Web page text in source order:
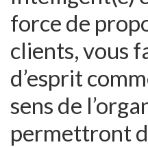
force de
clients, vous
d’esprit
sens de
permettront